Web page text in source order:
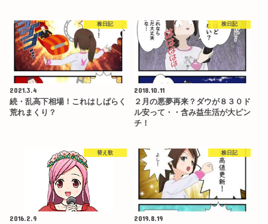
株日記
2021.3.4
続・乱高下相場！これはしばらく
荒れまくり？
株日記
2018.10.11
２月の悪夢再来？ダウが８３０ド
ル安って・・含み益生活が大ピン
チ！
替え歌
2016.2.9
株日記
2019.8.19